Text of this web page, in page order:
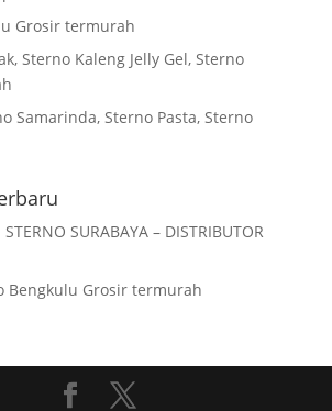
Grosir termurah
Sterno Kaleng Jelly Gel, Sterno
Samarinda, Sterno Pasta, Sterno
STERNO SURABAYA – DISTRIBUTOR
Bengkulu Grosir termurah